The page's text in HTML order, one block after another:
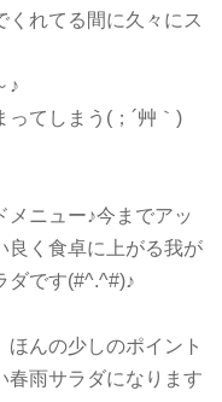
くれてる間に久々にス
♪
てしまう(；´艸｀)
ニュー♪今までアッ
良く食卓に上がる我が
ダです(#^.^#)♪
んの少しのポイント
春雨サラダになります